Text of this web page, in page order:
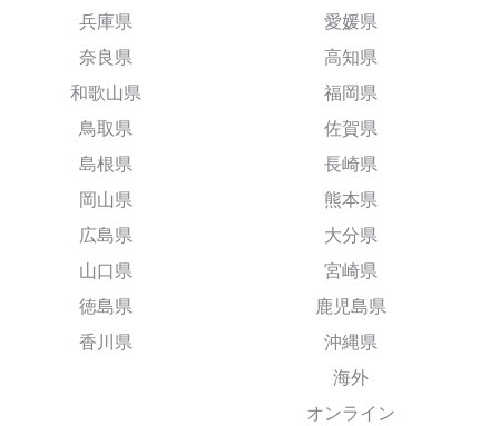
兵庫県
奈良県
和歌山県
鳥取県
島根県
岡山県
広島県
山口県
徳島県
香川県
愛媛県
高知県
福岡県
佐賀県
長崎県
熊本県
大分県
宮崎県
鹿児島県
沖縄県
海外
オンライン